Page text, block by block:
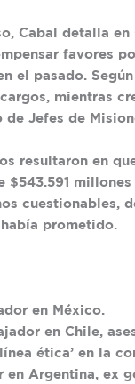
Cabal detalla
favores
el pasado.
mientras
de Jefes de
resultaron en
$543.591
cuestionables,
prometido.
en México.
en Chile,
ética’ en la
en Argentina, ex